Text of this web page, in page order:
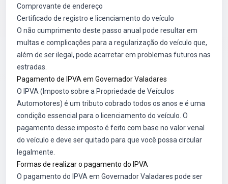
Comprovante de endereço
Certificado de registro e licenciamento do veículo
O não cumprimento deste passo anual pode resultar em
multas e complicações para a regularização do veículo que,
além de ser ilegal, pode acarretar em problemas futuros nas
estradas.
Pagamento de IPVA em Governador Valadares
O IPVA (Imposto sobre a Propriedade de Veículos
Automotores) é um tributo cobrado todos os anos e é uma
condição essencial para o licenciamento do veículo. O
pagamento desse imposto é feito com base no valor venal
do veículo e deve ser quitado para que você possa circular
legalmente.
Formas de realizar o pagamento do IPVA
O pagamento do IPVA em Governador Valadares pode ser